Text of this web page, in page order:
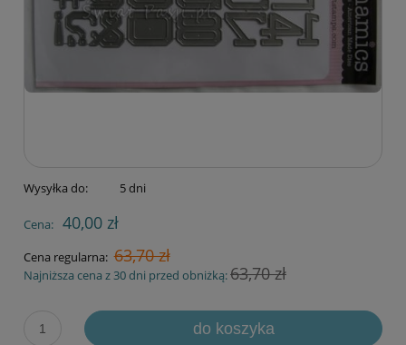
Wysyłka do: 5 dni
Cena: 40,00 zł
Cena regularna: 63,70 zł
Najniższa cena z 30 dni przed obniżką:63,70 zł
do koszyka